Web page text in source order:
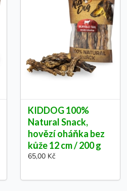
KIDDOG 100%
Natural Snack,
hovězí oháňka bez
kůže 12 cm / 200 g
65,00 Kč